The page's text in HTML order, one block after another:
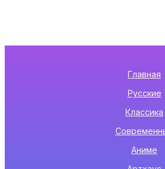
Главная
Русские
Классика
Аниме